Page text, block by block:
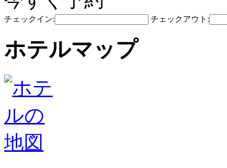
チェックイン: チェックアウト:
ホテルマップ